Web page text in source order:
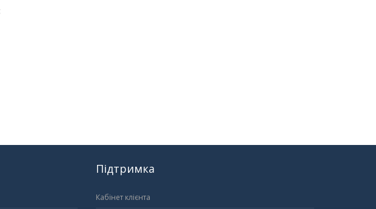
Підтримка
Кабінет клієнта